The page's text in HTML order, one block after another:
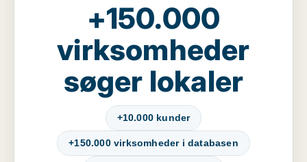
+150.000
virksomheder
søger lokaler
+10.000 kunder
+150.000 virksomheder i databasen